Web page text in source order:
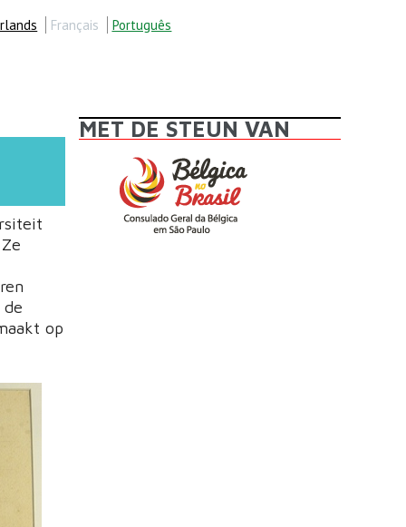
Français Português
op
MET DE STEUN VAN